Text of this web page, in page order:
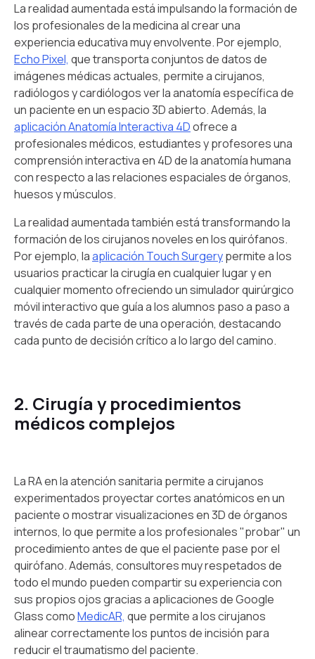
La realidad aumentada está impulsando la formación de
los profesionales de la medicina al crear una
experiencia educativa muy envolvente. Por ejemplo,
Echo Pixel, que transporta conjuntos de datos de
imágenes médicas actuales, permite a cirujanos,
radiólogos y cardiólogos ver la anatomía específica de
un paciente en un espacio 3D abierto. Además, la
aplicación Anatomía Interactiva 4Dofrece a
profesionales médicos, estudiantes y profesores una
comprensión interactiva en 4D de la anatomía humana
con respecto a las relaciones espaciales de órganos,
huesos y músculos.
La realidad aumentada también está transformando la
formación de los cirujanos noveles en los quirófanos.
Por ejemplo, laaplicación Touch Surgerypermite a los
usuarios practicar la cirugía en cualquier lugar y en
cualquier momento ofreciendo un simulador quirúrgico
móvil interactivo que guía a los alumnos paso a paso a
través de cada parte de una operación, destacando
cada punto de decisión crítico a lo largo del camino.
2. Cirugía y procedimientos
médicos complejos
La RA en la atención sanitaria permite a cirujanos
experimentados proyectar cortes anatómicos en un
paciente o mostrar visualizaciones en 3D de órganos
internos, lo que permite a los profesionales "probar" un
procedimiento antes de que el paciente pase por el
quirófano. Además, consultores muy respetados de
todo el mundo pueden compartir su experiencia con
sus propios ojos gracias a aplicaciones de Google
Glass comoMedicAR, que permite a los cirujanos
alinear correctamente los puntos de incisión para
reducir el traumatismo del paciente.